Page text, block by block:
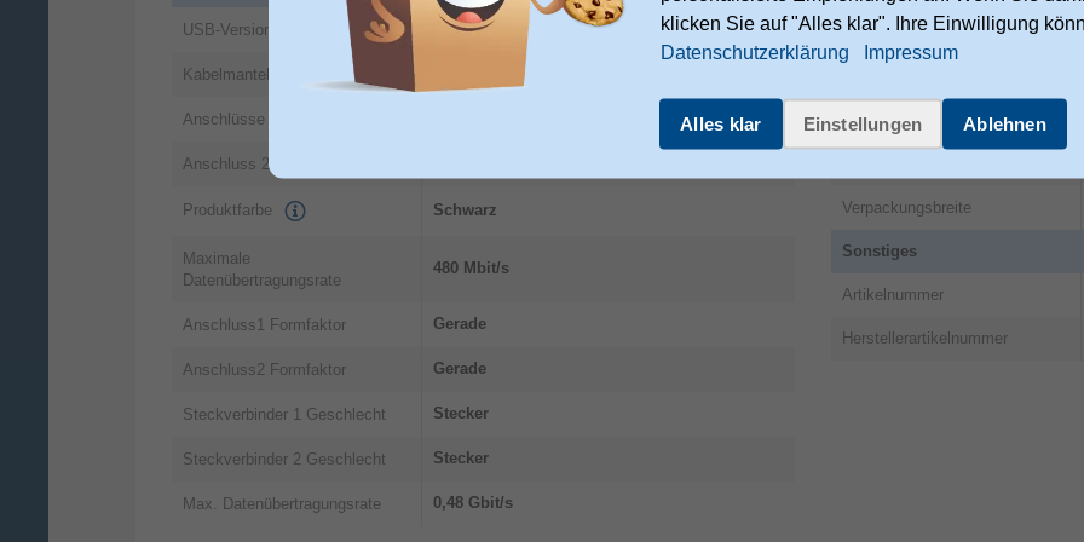
USB-Version USB 2.0
Kabelmantelmaterial Polyvinylchlorid (PVC)
Anschlüsse
Anschluss 2
Produktfarbe Schwarz
Maximale
Datenübertragungsrate
480 Mbit/s
Anschluss1 Formfaktor Gerade
Anschluss2 Formfaktor Gerade
Steckverbinder 1 Geschlecht Stecker
Steckverbinder 2 Geschlecht Stecker
Max. Datenübertragungsrate 0,48 Gbit/s
Kabellänge
Verpackungstiefe
Verpackungsbreite
Sonstiges
Artikelnummer
Herstellerartikelnummer
klicken Sie auf "Alles klar". Ihre Einwilligung
Datenschutzerklärung
Impressum
Alles klar Einstellungen Ablehnen